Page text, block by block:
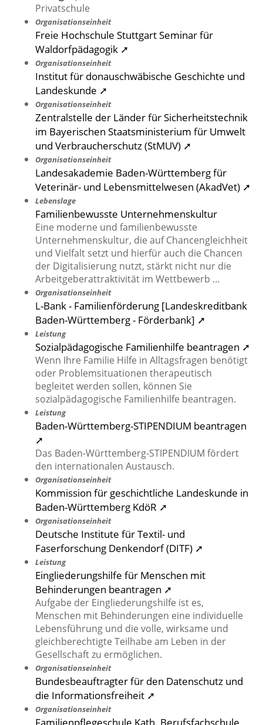
Privatschule
Organisationseinheit
Freie Hochschule Stuttgart Seminar für
Waldorfpädagogik ➚
Organisationseinheit
Institut für donauschwäbische Geschichte und
Landeskunde ➚
Organisationseinheit
Zentralstelle der Länder für Sicherheitstechnik
im Bayerischen Staatsministerium für Umwelt
und Verbraucherschutz (StMUV) ➚
Organisationseinheit
Landesakademie Baden-Württemberg für
Veterinär- und Lebensmittelwesen (AkadVet) ➚
Lebenslage
Familienbewusste Unternehmenskultur
Eine moderne und familienbewusste
Unternehmenskultur, die auf Chancengleichheit
und Vielfalt setzt und hierfür auch die Chancen
der Digitalisierung nutzt, stärkt nicht nur die
Arbeitgeberattraktivität im Wettbewerb …
Organisationseinheit
L-Bank - Familienförderung [Landeskreditbank
Baden-Württemberg - Förderbank] ➚
Leistung
Sozialpädagogische Familienhilfe beantragen ➚
Wenn Ihre Familie Hilfe in Alltagsfragen benötigt
oder Problemsituationen therapeutisch
begleitet werden sollen, können Sie
sozialpädagogische Familienhilfe beantragen.
Leistung
Baden-Württemberg-STIPENDIUM beantragen
➚
Das Baden-Württemberg-STIPENDIUM fördert
den internationalen Austausch.
Organisationseinheit
Kommission für geschichtliche Landeskunde in
Baden-Württemberg KdöR ➚
Organisationseinheit
Deutsche Institute für Textil- und
Faserforschung Denkendorf (DITF) ➚
Leistung
Eingliederungshilfe für Menschen mit
Behinderungen beantragen ➚
Aufgabe der Eingliederungshilfe ist es,
Menschen mit Behinderungen eine individuelle
Lebensführung und die volle, wirksame und
gleichberechtigte Teilhabe am Leben in der
Gesellschaft zu ermöglichen.
Organisationseinheit
Bundesbeauftragter für den Datenschutz und
die Informationsfreiheit ➚
Organisationseinheit